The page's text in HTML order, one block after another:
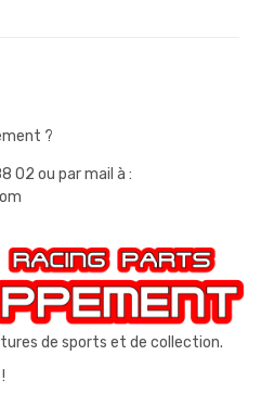
?
02 ou par mail à :
de sports et de collection.